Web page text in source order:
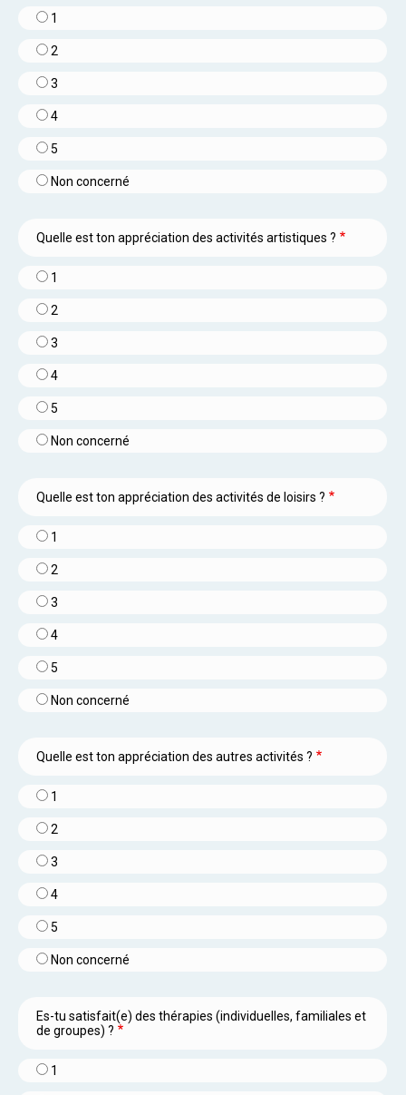
1
2
3
4
5
Non concerné
Quelle est ton appréciation des activités artistiques ?
1
2
3
4
5
Non concerné
Quelle est ton appréciation des activités de loisirs ?
1
2
3
4
5
Non concerné
Quelle est ton appréciation des autres activités ?
1
2
3
4
5
Non concerné
Es-tu satisfait(e) des thérapies (individuelles, familiales et
de groupes) ?
1